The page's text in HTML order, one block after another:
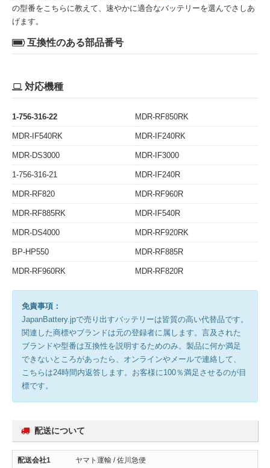
の型番をこちらに教えて、速やかに適合なバッテリーを選んでさしあ
げます。
互換性のある部品番号
対応機種
1-756-316-22 MDR-RF850RK
MDR-IF540RK MDR-IF240RK
MDR-DS3000 MDR-IF3000
1-756-316-21 MDR-IF240R
MDR-RF820 MDR-RF960R
MDR-RF885RK MDR-IF540R
MDR-DS4000 MDR-RF920RK
BP-HP550 MDR-RF885R
MDR-RF960RK MDR-RF820R
免責事項：
JapanBattery.jpで売り出すバッテリーは皆質の高い代替品です。
関連した商標やブランドは元の登録者に属します。言及された
ブランドや型番は互換性を説明するためのみ。製品に何か満足
できないところがあったら、オンラインやメールで連絡して、
こちらは24時間内返答します。お客様に100％満足させるのが目
標です。
配送について
ヤマト運輸 / 佐川急便